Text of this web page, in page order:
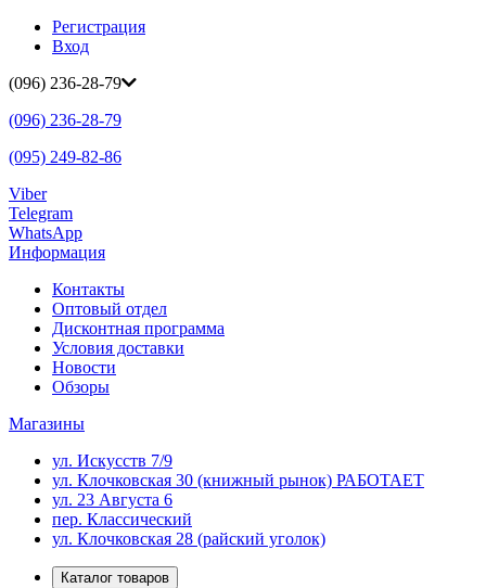
Регистрация
Вход
(096) 236-28-79
(096) 236-28-79
(095) 249-82-86
Viber
Telegram
WhatsApp
Информация
Контакты
Оптовый отдел
Дисконтная программа
Условия доставки
Новости
Обзоры
Магазины
ул. Искусств 7/9
ул. Клочковская 30 (книжный рынок) РАБОТАЕТ
ул. 23 Августа 6
пер. Классический
ул. Клочковская 28 (райский уголок)
Каталог товаров